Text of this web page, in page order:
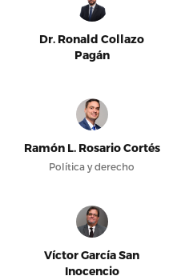
Dr. Ronald Collazo
Pagán
Ramón L. Rosario Cortés
Política y derecho
Víctor García San
Inocencio